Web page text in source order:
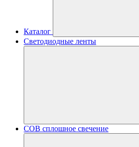
Каталог
Светодиодные ленты
COB сплошное свечение